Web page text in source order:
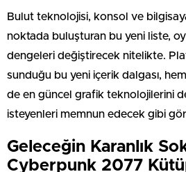
Bulut teknolojisi, konsol ve bilgisayar
noktada buluşturan bu yeni liste,
dengeleri değiştirecek nitelikte.
sunduğu bu yeni içerik dalgası,
de en güncel grafik teknolojilerini
isteyenleri memnun edecek gibi
Geleceğin Karanlık
Cyberpunk 2077